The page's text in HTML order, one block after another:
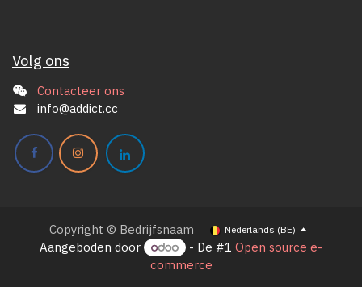
Volg ons
Contacteer ons
info@addict.cc
Copyright © Bedrijfsnaam Nederlands (BE)
Aangeboden door - De #1 Open source e-
commerce